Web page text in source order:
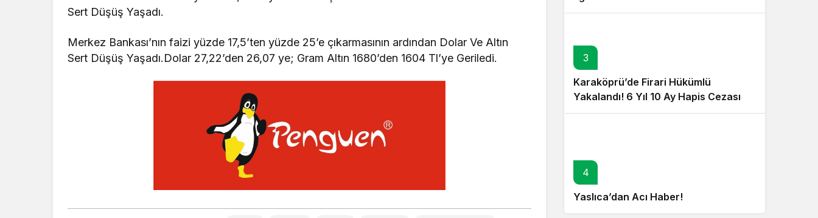
Sert Düşüş Yaşadı.
Merkez Bankası’nın faizi yüzde 17,5’ten yüzde 25’e çıkarmasının ardından Dolar Ve Altın
Sert Düşüş Yaşadı.Dolar 27,22’den 26,07 ye; Gram Altın 1680’den 1604 Tl’ye Geriledi.
3
Karaköprü’de Firari Hükümlü
Yakalandı! 6 Yıl 10 Ay Hapis Cezası
Bulunuyordu!
4
Yaslıca’dan Acı Haber!